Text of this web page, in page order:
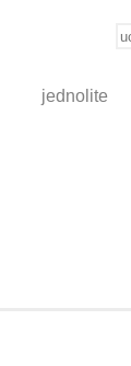
jednolite